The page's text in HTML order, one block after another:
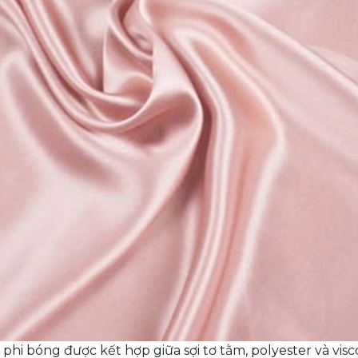
phi bóng được kết hợp giữa sợi tơ tằm, polyester và